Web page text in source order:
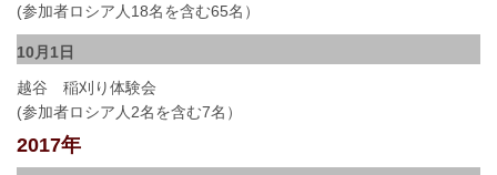
(参加者ロシア人18名を含む65名）
10月1日
越谷 稲刈り体験会
(参加者ロシア人2名を含む7名）
2017年